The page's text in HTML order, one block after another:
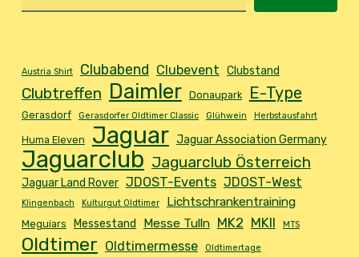
Austria Shirt Clubabend Clubevent Clubstand
Clubtreffen Daimler Donaupark E-Type
Gerasdorf Gerasdorfer Oldtimer Classic Glühwein Herbstausfahrt
Huma Eleven Jaguar Jaguar Association Germany
Jaguarclub Jaguarclub Österreich
Jaguar Land Rover JDOST-Events JDOST-West
Klingenbach Kulturgut Oldtimer Lichtschrankentraining
Meguiars Messestand Messe Tulln MK2 MKII MTS
Oldtimer Oldtimermesse
Oldtimertage